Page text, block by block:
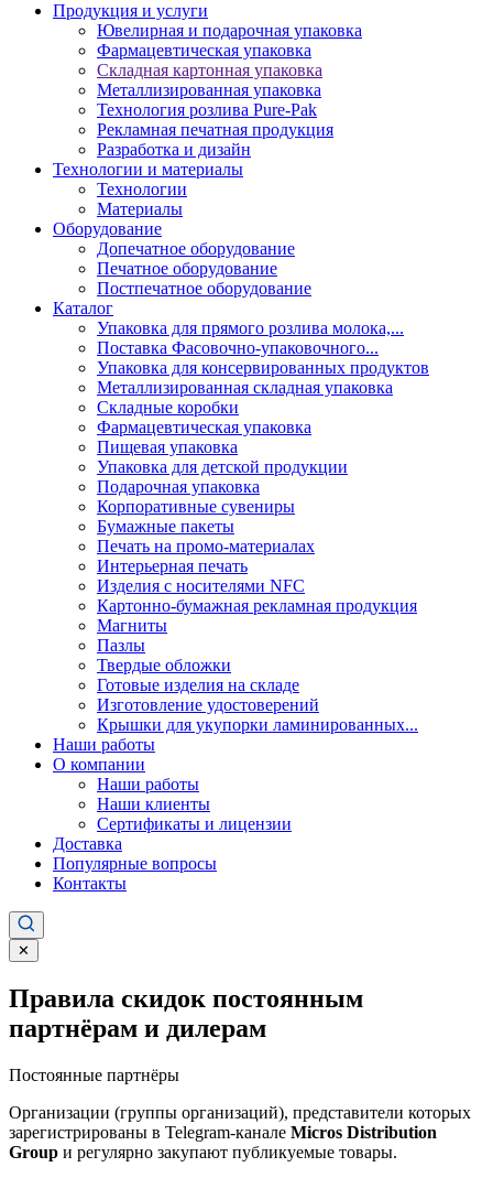
Продукция и услуги
Ювелирная и подарочная упаковка
Фармацевтическая упаковка
Складная картонная упаковка
Металлизированная упаковка
Технология розлива Pure-Pak
Рекламная печатная продукция
Разработка и дизайн
Технологии и материалы
Технологии
Материалы
Оборудование
Допечатное оборудование
Печатное оборудование
Постпечатное оборудование
Каталог
Упаковка для прямого розлива молока,...
Поставка Фасовочно-упаковочного...
Упаковка для консервированных продуктов
Металлизированная складная упаковка
Складные коробки
Фармацевтическая упаковка
Пищевая упаковка
Упаковка для детской продукции
Подарочная упаковка
Корпоративные сувениры
Бумажные пакеты
Печать на промо-материалах
Интерьерная печать
Изделия с носителями NFC
Картонно-бумажная рекламная продукция
Магниты
Пазлы
Твердые обложки
Готовые изделия на складе
Изготовление удостоверений
Крышки для укупорки ламинированных...
Наши работы
О компании
Наши работы
Наши клиенты
Сертификаты и лицензии
Доставка
Популярные вопросы
Контакты
✕
Правила скидок постоянным
партнёрам и дилерам
Постоянные партнёры
Организации (группы организаций), представители которых
зарегистрированы в Telegram-канале Micros Distribution
Group и регулярно закупают публикуемые товары.